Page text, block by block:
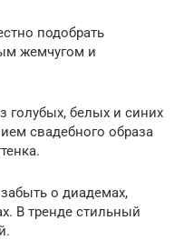
подобрать
жемчугом и
голубых, белых и синих
свадебного образа
о диадемах,
В тренде стильный